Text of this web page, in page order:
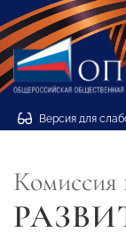
Версия для
Комиссия